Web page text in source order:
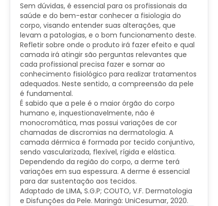
Sem dúvidas, é essencial para os profissionais da
saúde e do bem-estar conhecer a fisiologia do
corpo, visando entender suas alterações, que
levam a patologias, e o bom funcionamento deste.
Refletir sobre onde o produto irá fazer efeito e qual
camada irá atingir são perguntas relevantes que
cada profissional precisa fazer e somar ao
conhecimento fisiológico para realizar tratamentos
adequados. Neste sentido, a compreensão da pele
é fundamental.
É sabido que a pele é o maior órgão do corpo
humano e, inquestionavelmente, não é
monocromática, mas possui variações de cor
chamadas de discromias na dermatologia. A
camada dérmica é formada por tecido conjuntivo,
sendo vascularizada, flexível, rígida e elástica.
Dependendo da região do corpo, a derme terá
variações em sua espessura. A derme é essencial
para dar sustentação aos tecidos.
Adaptado de LIMA, S.G.P; COUTO, V.F. Dermatologia
e Disfunções da Pele. Maringá: UniCesumar, 2020.